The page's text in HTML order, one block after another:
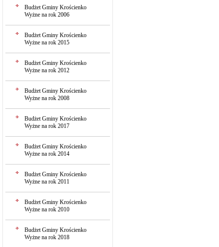
Budżet Gminy Krościenko
Wyżne na rok 2006
Budżet Gminy Krościenko
Wyżne na rok 2015
Budżet Gminy Krościenko
Wyżne na rok 2012
Budżet Gminy Krościenko
Wyżne na rok 2008
Budżet Gminy Krościenko
Wyżne na rok 2017
Budżet Gminy Krościenko
Wyżne na rok 2014
Budżet Gminy Krościenko
Wyżne na rok 2011
Budżet Gminy Krościenko
Wyżne na rok 2010
Budżet Gminy Krościenko
Wyżne na rok 2018